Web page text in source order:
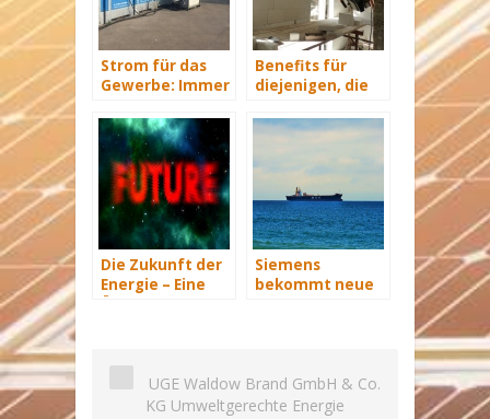
Strom für das
Gewerbe: Immer
versorgt
Benefits für
diejenigen, die
sanieren
Die Zukunft der
Energie – Eine
Siemens
bekommt neue
UGE Waldow Brand GmbH & Co.
KG Umweltgerechte Energie